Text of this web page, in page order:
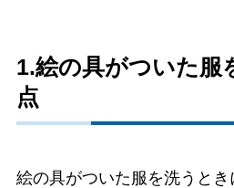
1.絵の具がついた服
点
絵の具がついた服を洗うと